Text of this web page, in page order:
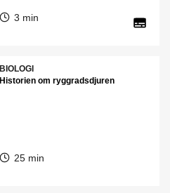
3 min
BIOLOGI
Historien om ryggradsdjuren
25 min